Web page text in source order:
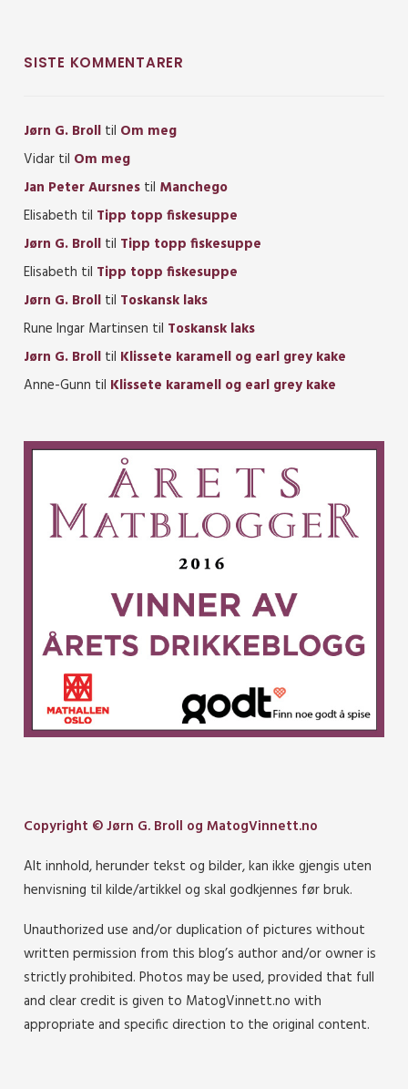
SISTE KOMMENTARER
Jørn G. Broll til Om meg
Vidar til Om meg
Jan Peter Aursnes til Manchego
Elisabeth til Tipp topp fiskesuppe
Jørn G. Broll til Tipp topp fiskesuppe
Elisabeth til Tipp topp fiskesuppe
Jørn G. Broll til Toskansk laks
Rune Ingar Martinsen til Toskansk laks
Jørn G. Broll til Klissete karamell og earl grey kake
Anne-Gunn til Klissete karamell og earl grey kake
Copyright © Jørn G. Broll og MatogVinnett.no
Alt innhold, herunder tekst og bilder, kan ikke gjengis uten
henvisning til kilde/artikkel og skal godkjennes før bruk.
Unauthorized use and/or duplication of pictures without
written permission from this blog’s author and/or owner is
strictly prohibited. Photos may be used, provided that full
and clear credit is given to MatogVinnett.no with
appropriate and specific direction to the original content.